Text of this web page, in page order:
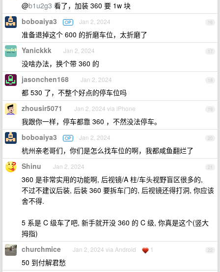
@b1u2g3 看了，加装 360 要 1w 块
16
boboaiya3 OP Jan 2, 2024
准备退掉这个 600 的折磨车位，太折磨了
17
Yanickkk Jan 2, 2024
没啥办法，换个带 360 的
18
jasonchen168 Jan 2, 2024
都 530 了，不整个好点的停车位吗
19
zhousir5071 Jan 2, 2024 via iPhone
我跟你一样，停车都靠 360 ，不然没法停车。
20
boboaiya3 OP Jan 2, 2024
杭州亲老哥们，你们是怎么找车位的啊，我都咸鱼翻烂了
21
Shinu Jan 2, 2024
360 是非常实用的功能啊, 后视镜/A 柱/车头视野盲区很多的,
不过不建议后装, 后装 360 要拆车门的, 后视镜还得打洞, 你应该
舍不得.
5 系是 C 级车了吧, 新手就开没 360 的 C 级, 你真是这个(竖大
拇指)
22
churchmice Jan 2, 2024 via Android 1
50 到付解君愁